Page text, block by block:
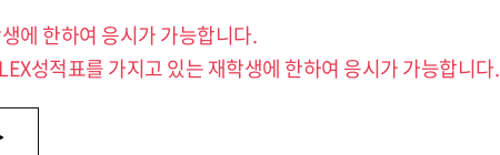
에 한하여 응시가 가능합니다.
성적표를 가지고 있는 재학생에 한하여 응시가 가능합니다.